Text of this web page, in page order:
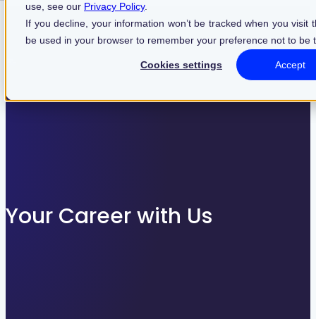
use, see our Privacy Policy.
If you decline, your information won’t be tracked when you visit
be used in your browser to remember your preference not to be
Cookies settings Accept
Your Career with Us
Find what suits you best